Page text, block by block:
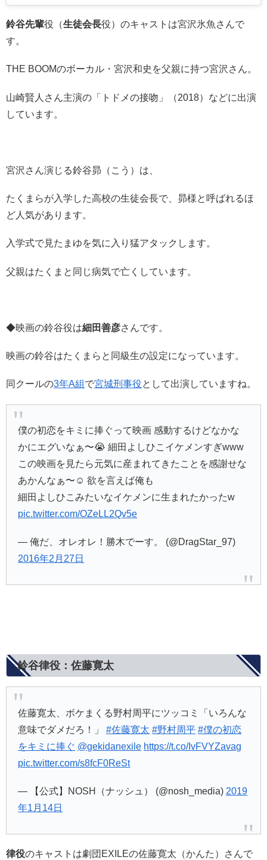
鈴谷先輩役（生徒会長役）のキャストは宮沢氷魚さんで
す。
THE BOOMのボーカル・宮沢和史を父親に持つ宮沢さん。
山崎賢人さん主演の「トドメの接吻」（2018）などに出演
しています。
宮沢さん演じる鈴谷昴（こう）は、
たくまらが入学した高校の生徒会長で、昴様と呼ばれるほ
ど人気があります。
入学式で見たまゆを気に入り猛アタックします。
父親はたくまと同じ病気で亡くしています。
◆映画の鈴谷役は細田善彦さんです。
映画の鈴谷はたくまらと同級生の設定になっています。
同クールの3年A組 で宮城刑事役として出演していますね。
僕の初恋をキミに捧ぐって映画 感動するけどなかな
かにエグいなぁ〜😭 細田よしひこイケメンすぎwww
この映画を見たら元気に産まれてきたことを感謝せな
あかんなぁ〜☺ 欲を言えば俺も
細田よしひこみたいなイケメンに生まれたかったw
pic.twitter.com/OZeLL2Qv5e
— 俺だ、オレオレ！勝木でーす。 (@DragStar_97)
2016年2月27日
鈴谷律役：佐藤寛太
佐藤寛太、ボケまくる野村周平にツッコミ「いろんな
意味でダメだろ！」#佐藤寛太 #野村周平 #僕の初恋
をキミに捧ぐ @gekidanexile https://t.co/IvFVYZavag
pic.twitter.com/s8fcF0ReSt
— 【公式】NOSH（ナッシュ） (@nosh_media) 2019
年1月14日
律役のキャストは劇団EXILEの佐藤寛太（かんた）さんで